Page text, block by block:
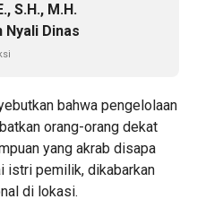
S.H., M.H.
Nyali Dinas
bahwa pengelolaan
orang-orang dekat
yang akrab disapa
istri pemilik, dikabarkan
di lokasi.